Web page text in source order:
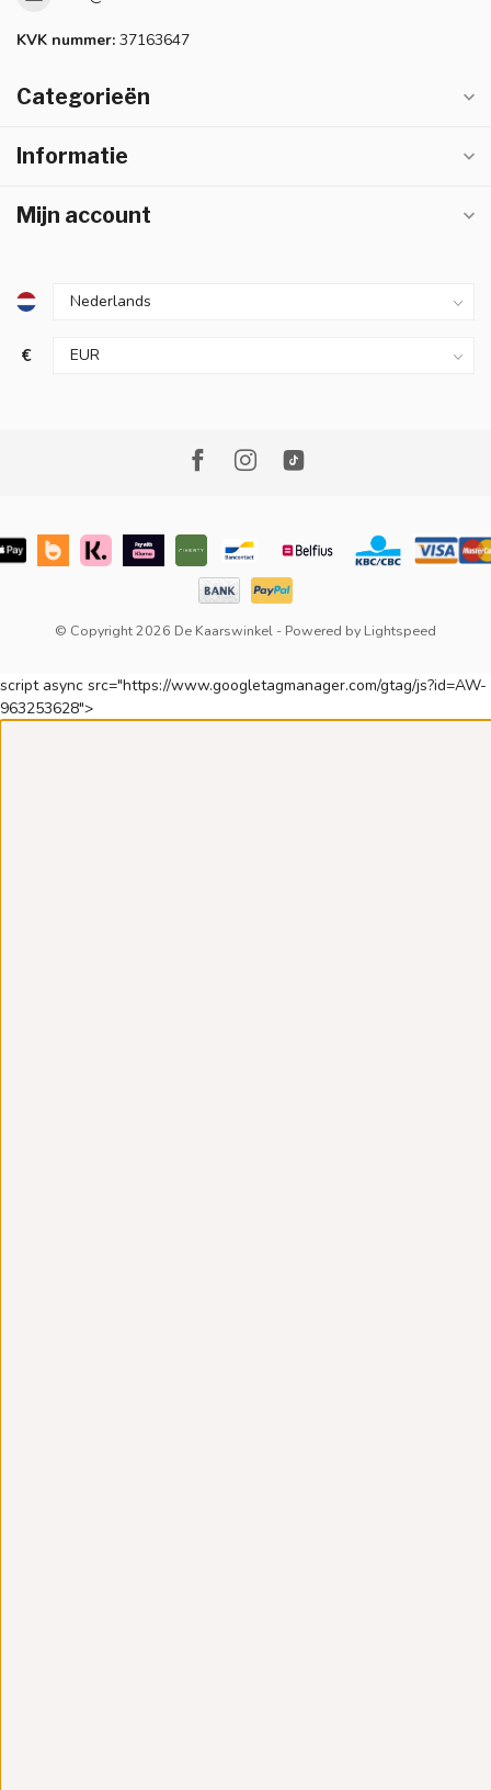
KVK nummer: 37163647
Categorieën
Informatie
Mijn account
€
© Copyright 2026 De Kaarswinkel - Powered by Lightspeed
script async src="https://www.googletagmanager.com/gtag/js?id=AW-
963253628">